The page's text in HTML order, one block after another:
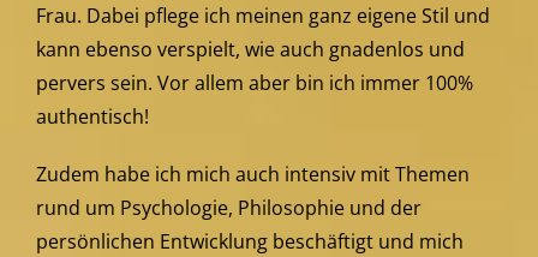
Frau. Dabei pflege ich meinen ganz eigene Stil und
kann ebenso verspielt, wie auch gnadenlos und
pervers sein. Vor allem aber bin ich immer 100%
authentisch!
Zudem habe ich mich auch intensiv mit Themen
rund um Psychologie, Philosophie und der
persönlichen Entwicklung beschäftigt und mich